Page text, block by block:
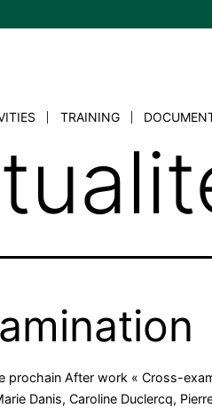
TRAINING
prochain After work « Cross-
Danis, Caroline Duclercq,